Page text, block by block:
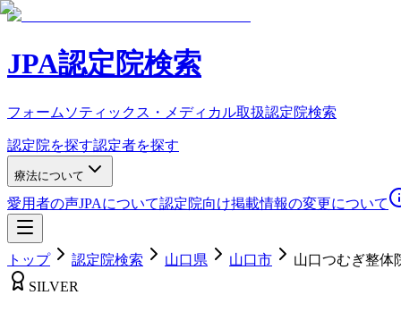
JPA認定院検索
フォームソティックス・メディカル取扱認定院検索
認定院を探す認定者を探す
療法について
愛用者の声JPAについて認定院向け掲載情報の変更について
トップ 認定院検索 山口県 山口市
山口つむぎ整体
SILVER